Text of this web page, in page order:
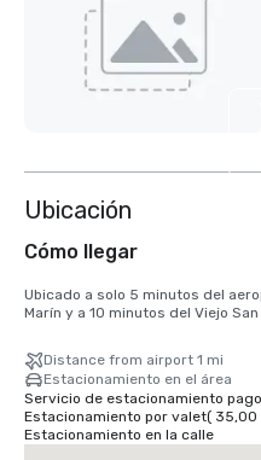
Ubicación
Cómo llegar
Ubicado a solo 5 minutos del
Marín y a 10 minutos del Viejo
Distance from airport 1 mi
Estacionamiento en el área
Servicio de estacionamiento pago
Estacionamiento por valet( 35,00
Estacionamiento en la calle